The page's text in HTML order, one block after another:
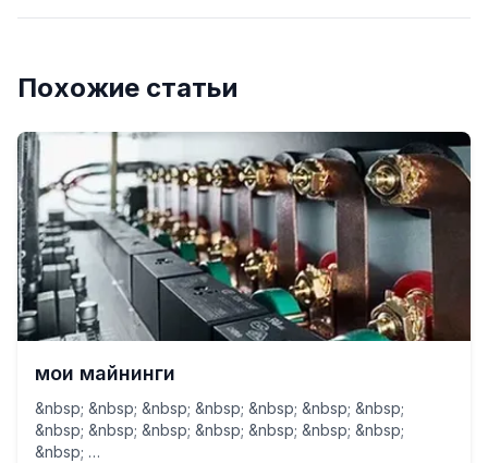
Похожие статьи
мои майнинги
&nbsp; &nbsp; &nbsp; &nbsp; &nbsp; &nbsp; &nbsp;
&nbsp; &nbsp; &nbsp; &nbsp; &nbsp; &nbsp; &nbsp;
&nbsp; …